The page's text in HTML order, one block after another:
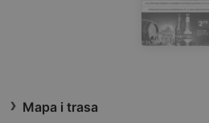
Mapa i trasa